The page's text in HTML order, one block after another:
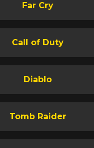
Far Cry
Call of Duty
Diablo
Tomb Raider